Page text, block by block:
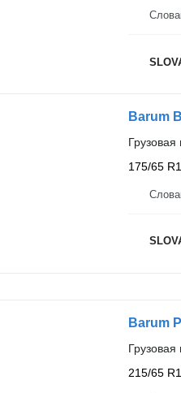
Barum
175/65
Barum
215/65